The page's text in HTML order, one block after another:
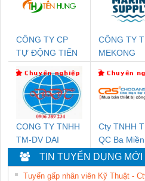
CÔNG TY CP
TỰ ĐỘNG TIẾN
CÔNG TY
MEKONG
SUPPLY
CONG TY TNHH
TM-DV DAI
DONG THANH
Cty TNHH
QC Ba Miền
TIN TUYỂN DỤNG MỚI
Tuyển gấp nhân viên Kỹ Thuật -